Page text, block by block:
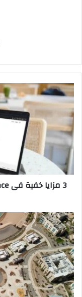
3
مزايا
خفية
فى
Google
Workspace
قد
لا
تستخدمها
رغم
مجموعة
أمانة
تُسلِّم
1,404
استوديو
معياري
لـلبحر
الأحمر